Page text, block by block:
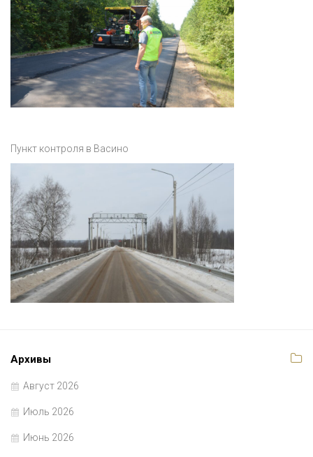
Пункт контроля в Васино
Архивы
Август 2026
Июль 2026
Июнь 2026